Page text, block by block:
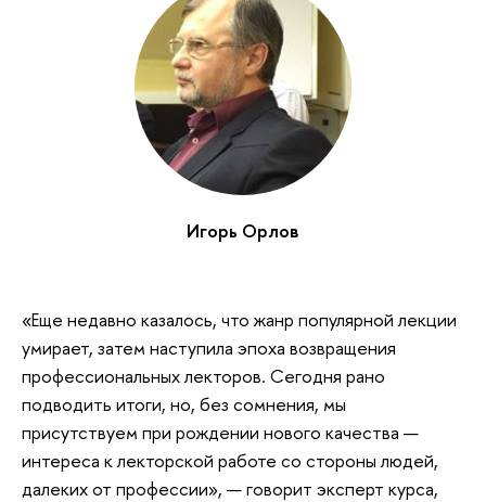
Игорь Орлов
«Еще недавно казалось, что жанр популярной лекции
умирает, затем наступила эпоха возвращения
профессиональных лекторов. Сегодня рано
подводить итоги, но, без сомнения, мы
присутствуем при рождении нового качества —
интереса к лекторской работе со стороны людей,
далеких от профессии», — говорит эксперт курса,